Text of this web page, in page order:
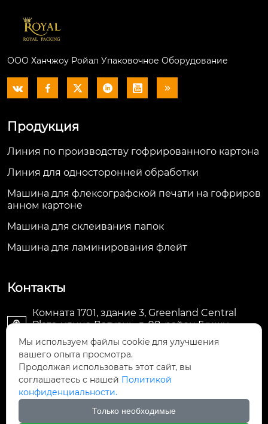
ООО Ханчжоу Ройал Упаковочное Оборудование
     
Продукция
Линия по производству гофрированного картона
Линия для односторонней обработки
Машина для флексографской печати на гофриров
анном картоне
Машина для склеивания папок
Машина для ламинирования флейт
Контакты

Комната 1701, здание 3, Greenland Central
Plaza, улица Дагуань, д. 98, район Гуншу,
Ханчжоу, провинция Чжэцзян, Китай
 machine@royal-packing.com
 +86-571-85829052
Мы используем файлы cookie для улучшения
вашего опыта просмотра.
Продолжая использовать этот сайт, вы
соглашаетесь с нашей Политикой
конфиденциальности.
Только необходимые